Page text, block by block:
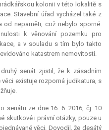
kolonii v této lokalitě s
Stavební úřad vycházel také z
nepaměti, což nebylo sporné.
k věnování pozemku pro
a v souladu s tím bylo takto
katastrem nemovitostí.
senát zjistil, že k zásadním
existuje rozporná judikatura, s
senátu ze dne 16. 6. 2016, čj. 10
skutkové i právní otázky, pouze u
věci. Dovodil, že desátý